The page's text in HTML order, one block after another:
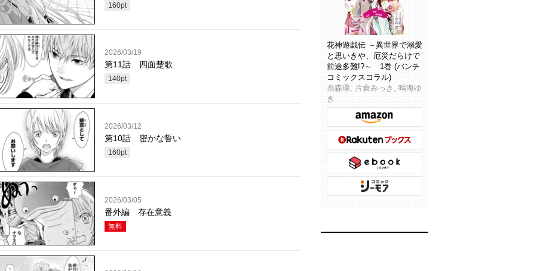
160pt
2026/03/19
第11話 四面楚歌
140pt
2026/03/12
第10話 密かな誓い
160pt
2026/03/05
番外編 存在意義
無料
花神遊戯伝 ～異世界で溺愛
と思いきや、厄災だらけで
前途多難!?～ 1巻 (バンチ
コミックスコラル)
糸森環, 片倉みっき, 鳴海ゆ
き